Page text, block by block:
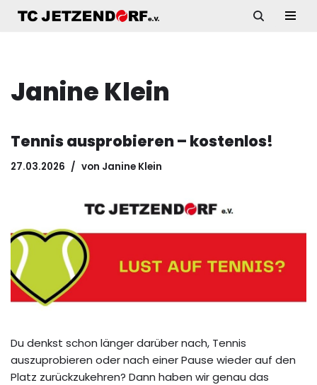
Janine Klein
Tennis ausprobieren – kostenlos!
27.03.2026 von Janine Klein
Du denkst schon länger darüber nach, Tennis
auszuprobieren oder nach einer Pause wieder auf den
Platz zurückzukehren? Dann haben wir genau das